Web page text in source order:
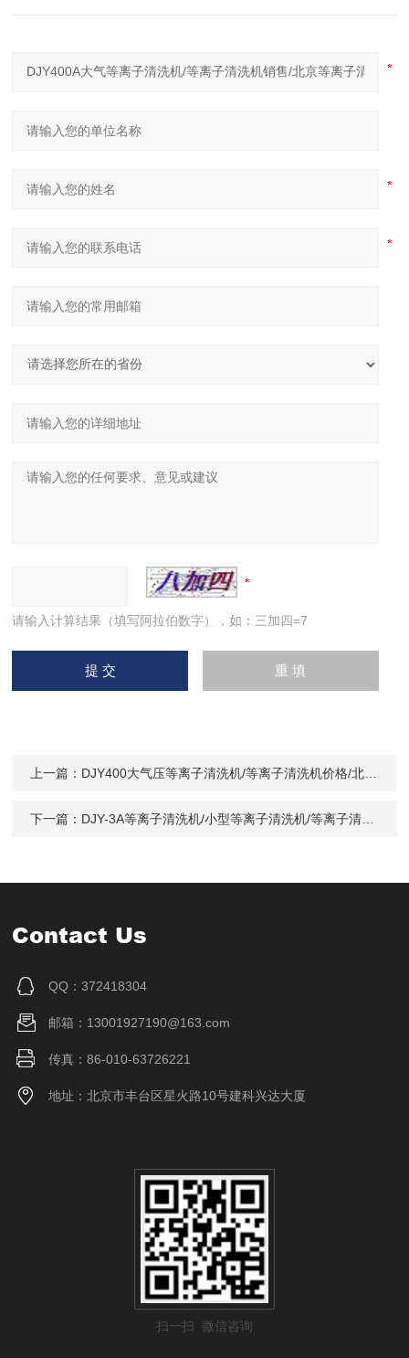
请输入计算结果（填写阿拉伯数字），如：三加四=7
上一篇： DJY400大气压等离子清洗机/等离子清洗机价格/北京等离子清洗机厂家供应
下一篇： DJY-3A等离子清洗机/小型等离子清洗机/等离子清洗机价格/北京DJY-3B等离子清洗机价格
Contact Us
QQ：372418304
邮箱：13001927190@163.com
传真：86-010-63726221
地址：北京市丰台区星火路10号建科兴达大厦
扫一扫 微信咨询